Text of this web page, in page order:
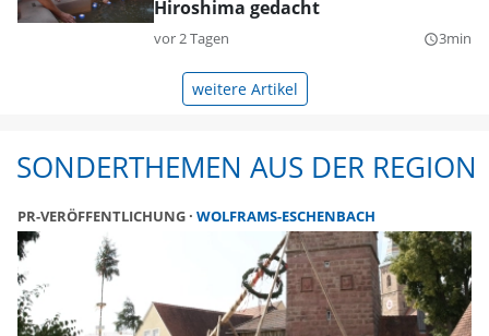
Hiroshima gedacht
vor 2 Tagen query_builder3min
weitere Artikel
SONDERTHEMEN AUS DER REGION
PR-VERÖFFENTLICHUNG WOLFRAMS-ESCHENBACH